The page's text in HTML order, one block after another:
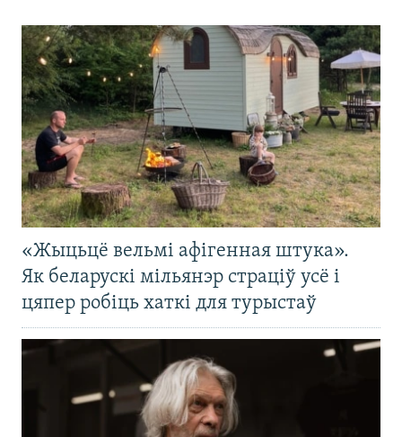
«Жыцьцё вельмі афігенная штука».
Як беларускі мільянэр страціў усё і
цяпер робіць хаткі для турыстаў